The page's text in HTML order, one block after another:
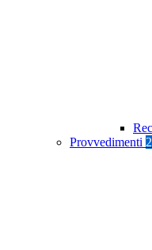
Provvedimenti